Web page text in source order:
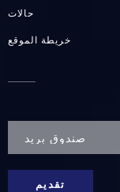
حالات
خريطة الموقع
تقديم